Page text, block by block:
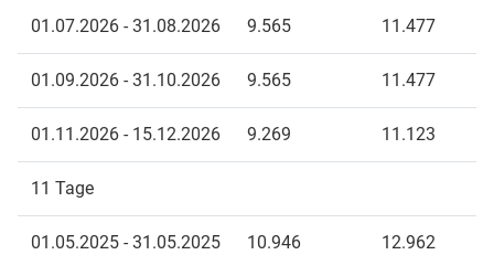
01.07.2026 - 31.08.2026 9.565 11.477
01.09.2026 - 31.10.2026 9.565 11.477
01.11.2026 - 15.12.2026 9.269 11.123
11 Tage
01.05.2025 - 31.05.2025 10.946 12.962